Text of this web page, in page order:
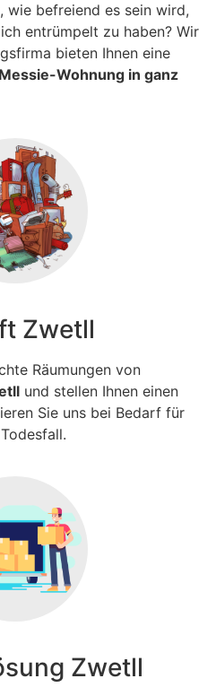
wie befreiend es sein wird,
entrümpelt zu haben? Wir
bieten Ihnen eine
Messie-Wohnung in ganz
Zwetll
Räumungen von
und stellen Ihnen einen
Sie uns bei Bedarf für
Zwetll